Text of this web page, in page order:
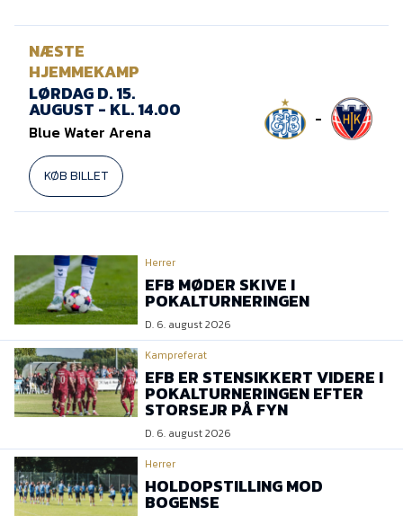
NÆSTE
HJEMMEKAMP
LØRDAG D. 15.
AUGUST - KL. 14.00
Blue Water Arena
KØB BILLET
-
Herrer
EFB MØDER SKIVE I
POKALTURNERINGEN
D. 6. august 2026
Kampreferat
EFB ER STENSIKKERT VIDERE I
POKALTURNERINGEN EFTER
STORSEJR PÅ FYN
D. 6. august 2026
Herrer
HOLDOPSTILLING MOD
BOGENSE